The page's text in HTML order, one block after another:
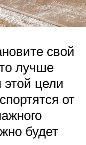
свой
лучше
этой цели
от
будет